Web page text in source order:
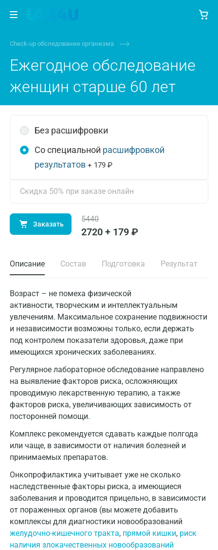
Check-up обследование организма
Ежегодное обследование
женщин старше 60 лет
Без расшифровки
Со специальной расшифровкой
результатов + 179 ₽
Скидка 50% при заказе онлайн
Заказать
5440
2720 + 179 ₽
Описание Состав Подготовка Результат
Возраст – не помеха физической
активности, творческим и интеллектуальным
увлечениям. Максимальное сохранение подвижности
и независимости возможны только, если держать
под контролем показатели здоровья, даже при
имеющихся хронических заболеваниях.
Регулярное лабораторное обследование направлено
на выявление факторов риска, осложняющих
проводимую лекарственную терапию, а также
факторов риска, увеличивающих зависимость от
посторонней помощи.
Комплекс рекомендуется сдавать каждые полгода
или чаще, в зависимости от наличия болезней и
принимаемых препаратов.
Онкопрофилактика учитывает уже не сколько
наследственные факторы риска, а имеющиеся
заболевания и проводится прицельно, в зависимости
от пораженных органов (вы можете добавить
комплексы для диагностики новообразований
желудочно-кишечного тракта, прямой кишки, риск
наличия злокачественных новообразований